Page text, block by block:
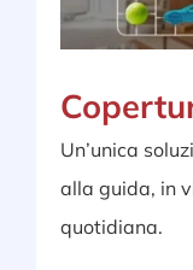
Un’unica
alla guida, in
quotidiana.